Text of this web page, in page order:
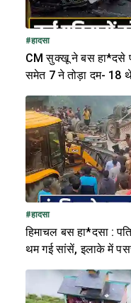
#हादसा
CM सुक्खू ने बस हा*दसे
समेत 7 ने तोड़ा दम- 18
#हादसा
हिमाचल बस हा*दसा :
थम गई सांसें, इलाके में